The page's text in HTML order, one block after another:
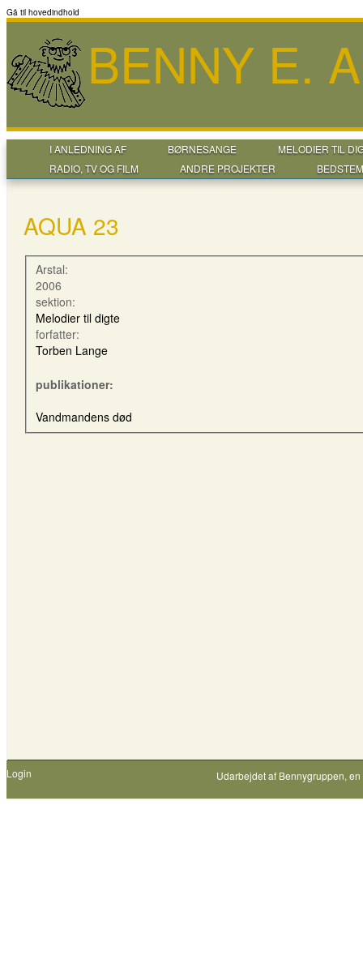
Gå til hovedindhold
BENNY E.
I ANLEDNING AF BØRNESANGE
MELODIER TIL
RADIO, TV OG FILM
ANDRE PROJEKTER
AQUA 23
Arstal:
2006
sektion:
Melodier til digte
forfatter:
Torben Lange
publikationer:
Vandmandens død
Login Udarbejdet af Bennygruppen,